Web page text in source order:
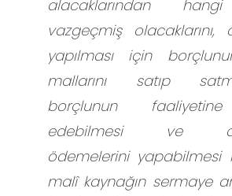
alacaklarından
vazgeçmiş olacaklarını,
yapılması için
mallarını satıp
borçlunun
edebilmesi ve
ödemelerini yapabilmesi
malî kaynağın sermaye